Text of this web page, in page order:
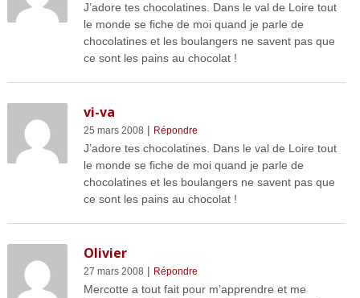
J’adore tes chocolatines. Dans le val de Loire tout
le monde se fiche de moi quand je parle de
chocolatines et les boulangers ne savent pas que
ce sont les pains au chocolat !
vi-va
25 mars 2008 | Répondre
J’adore tes chocolatines. Dans le val de Loire tout
le monde se fiche de moi quand je parle de
chocolatines et les boulangers ne savent pas que
ce sont les pains au chocolat !
Olivier
27 mars 2008 | Répondre
Mercotte a tout fait pour m’apprendre et me